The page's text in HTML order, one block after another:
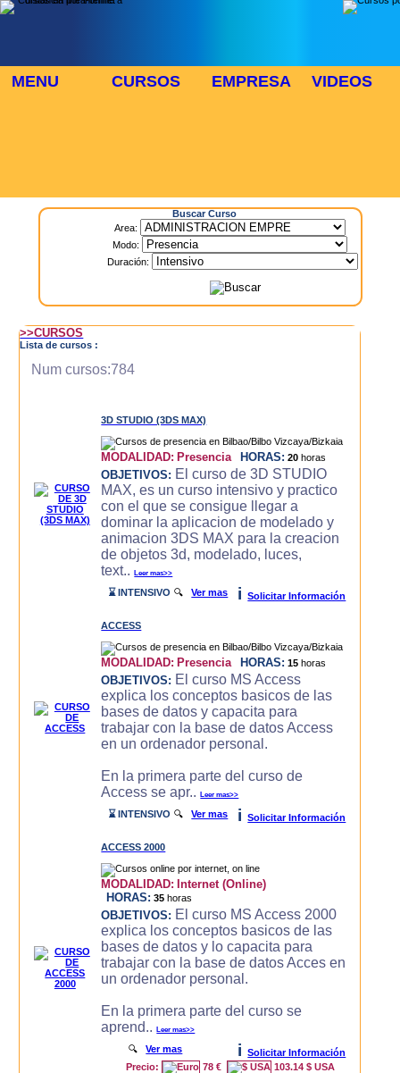
MENU CURSOS EMPRESA VIDEOS
Buscar Curso
Area:
Modo:
Duración:
>>CURSOS
Lista de cursos :
Num cursos:784
3D STUDIO (3DS MAX)
MODALIDAD: Presencia HORAS: 20 horas
OBJETIVOS: El curso de 3D STUDIO
MAX, es un curso intensivo y practico
con el que se consigue llegar a
dominar la aplicacion de modelado y
animacion 3DS MAX para la creacion
de objetos 3d, modelado, luces,
text..Leer mas>>
⌛ INTENSIVO 🔍Ver mas i Solicitar Información
ACCESS
MODALIDAD: Presencia HORAS: 15 horas
OBJETIVOS: El curso MS Access
explica los conceptos basicos de las
bases de datos y capacita para
trabajar con la base de datos Access
en un ordenador personal.
En la primera parte del curso de
Access se apr..Leer mas>>
⌛ INTENSIVO 🔍Ver mas i Solicitar Información
ACCESS 2000
MODALIDAD: Internet (Online)
HORAS: 35 horas
OBJETIVOS: El curso MS Access 2000
explica los conceptos basicos de las
bases de datos y lo capacita para
trabajar con la base de datos Acces en
un ordenador personal.
En la primera parte del curso se
aprend..Leer mas>>
🔍Ver mas i
Solicitar Información
Precio:
78 € 103.14 $ USA